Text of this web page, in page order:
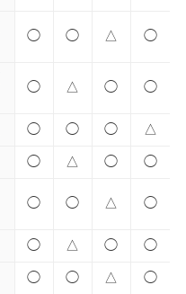
◯ ◯ △ ◯
◯ △ ◯ ◯
◯ ◯ ◯ △
◯ △ ◯ ◯
◯ ◯ △ ◯
◯ △ ◯ ◯
◯ ◯ △ ◯